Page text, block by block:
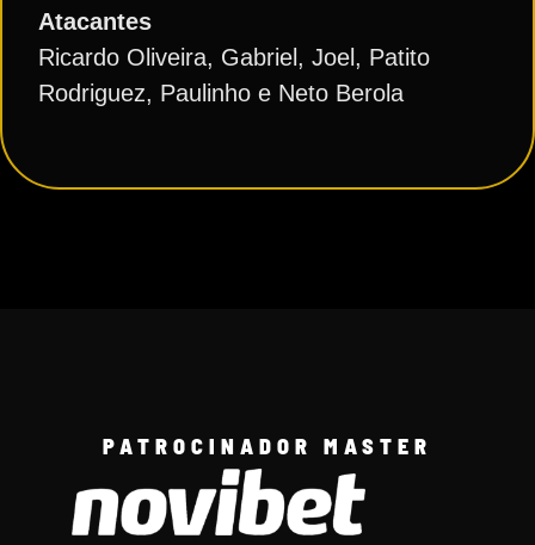
Atacantes
Ricardo Oliveira, Gabriel, Joel, Patito
Rodriguez, Paulinho e Neto Berola
PATROCINADOR MASTER